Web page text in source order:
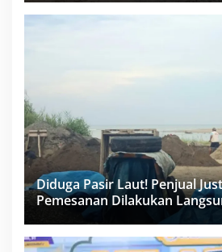
PPK Bungkam
Diduga Pasir Laut! Penjual
Pemesanan Dilakukan